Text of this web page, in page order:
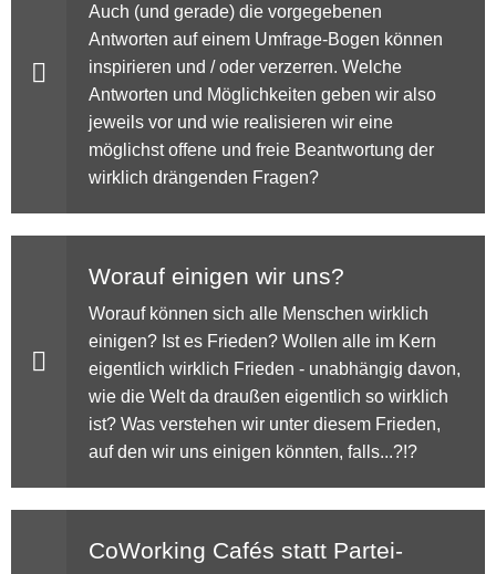
Auch (und gerade) die vorgegebenen
Antworten auf einem Umfrage-Bogen können
inspirieren und / oder verzerren. Welche
Antworten und Möglichkeiten geben wir also
jeweils vor und wie realisieren wir eine
möglichst offene und freie Beantwortung der
wirklich drängenden Fragen?
Worauf einigen wir uns?
Worauf können sich alle Menschen wirklich
einigen? Ist es Frieden? Wollen alle im Kern
eigentlich wirklich Frieden - unabhängig davon,
wie die Welt da draußen eigentlich so wirklich
ist? Was verstehen wir unter diesem Frieden,
auf den wir uns einigen könnten, falls...?!?
CoWorking Cafés statt Partei-